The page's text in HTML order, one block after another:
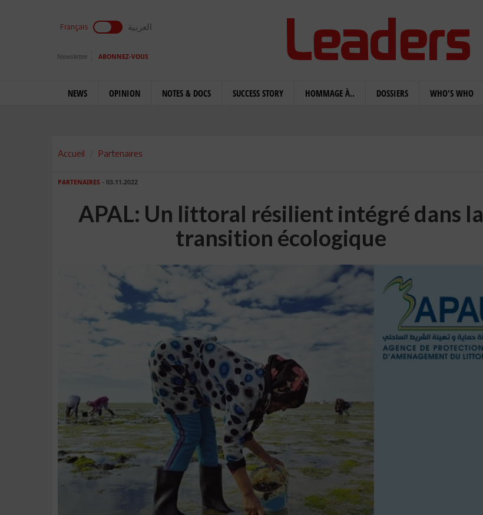
Français العربية
Newsletter ABONNEZ-VOUS
NEWS OPINION NOTES & DOCS SUCCESS STORY HOMMAGE À.. DOSSIERS WHO'S WHO
Accueil Partenaires
PARTENAIRES - 03.11.2022
APAL: Un littoral résilient intégré dans la
transition écologique